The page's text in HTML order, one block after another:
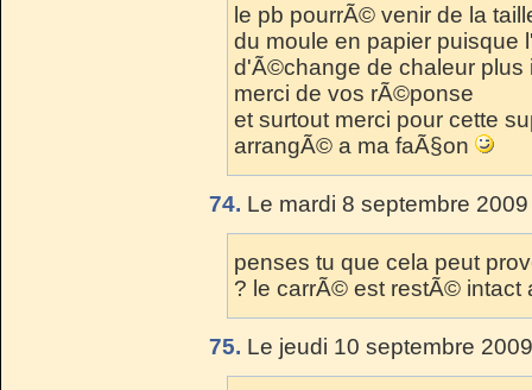
le pb pourrÃ© venir de la
du moule en papier puisque
d'Ã©change de chaleur plus
merci de vos rÃ©ponse
et surtout merci pour cette
arrangÃ© a ma faÃ§on
74. Le mardi 8 septembre
penses tu que cela peut
? le carrÃ© est restÃ© intact
75. Le jeudi 10 septembre